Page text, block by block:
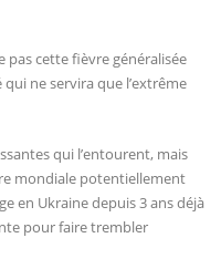
pas cette fièvre généralisée
ne servira que l’extrême
qui l’entourent, mais
mondiale potentiellement
en Ukraine depuis 3 ans déjà
pour faire trembler